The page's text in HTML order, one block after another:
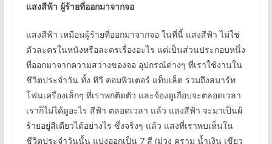
แสงสีฟ้า ผู้ร้ายที่ออกมาจากจอ
แสงสีฟ้า เหมือนผู้ร้ายที่ออกมาจากจอ ในที่นี้ แสงสีฟ้า ไม่ใช่
ตัวละครในหนังหรือละครเรื่องอะไร แต่เป็นส่วนประกอบหนึ่ง
ที่ออกมาจากความสว่างของจอ อุปกรณ์ต่างๆ ที่เราใช้งานใน
ชีวิตประจำวัน ทั้ง ทีวี คอมพิวเตอร์ แท็บเล็ต รวมถึงสมาร์ท
โฟนเครื่องเล็กๆ ที่เราพกติดตัว และจ้องดูเกือบจะตลอดเวลา
เราก็ไม่ได้ดูอะไร สีฟ้า ตลอดเวลา แล้ว แสงสีฟ้า จะมาเป็นผ้
ร้ายอยู่สีเดียวได้อย่างไร ซึ่งจริงๆ แล้ว แสงที่เราพบเห็นใน
ชีวิตประจำวันนั้น แบ่งออกเป็น 7 สี (ม่วง คราม น้ำเงิน เขียว